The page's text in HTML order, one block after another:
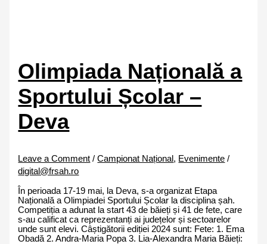
Olimpiada Națională a
Sportului Școlar –
Deva
Leave a Comment /Campionat Național, Evenimente /
digital@frsah.ro
În perioada 17-19 mai, la Deva, s-a organizat Etapa
Națională a Olimpiadei Sportului Școlar la disciplina șah.
Competiția a adunat la start 43 de băieți și 41 de fete, care
s-au calificat ca reprezentanți ai județelor și sectoarelor
unde sunt elevi. Câștigătorii ediției 2024 sunt: Fete: 1. Ema
Obadă 2. Andra-Maria Popa 3. Lia-Alexandra Maria Băieți: